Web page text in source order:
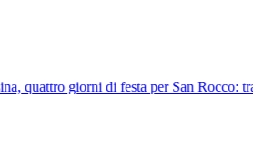
quattro giorni di festa per San Rocco: